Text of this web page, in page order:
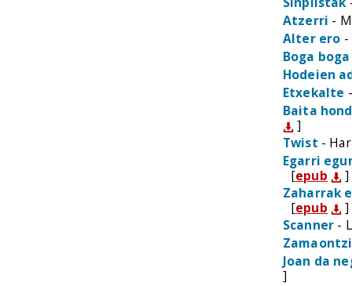
Atzerri -
Alter ero
Boga boga
Hodeien
Etxekalte
Baita
]
Twist -
Egarri
[epub
]
Zaharrak
[epub
]
Scanner -
Joan da
]